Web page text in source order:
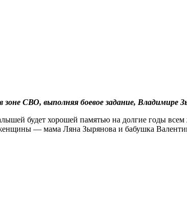
СВО, выполняя боевое задание, Владимире
будет хорошей памятью на долгие годы всем
— мама Ляна Зырянова и бабушка